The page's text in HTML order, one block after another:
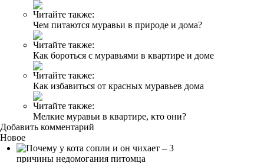
Читайте также:
Чем питаются муравьи в природе и дома?
Читайте также:
Как бороться с муравьями в квартире и доме
Читайте также:
Как избавиться от красных муравьев дома
Читайте также:
Мелкие муравьи в квартире, кто они?
Добавить комментарий
Новое